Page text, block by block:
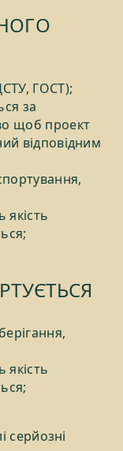
ГОСТ);
за
щоб проект
відповідним
якість
якість
серйозні